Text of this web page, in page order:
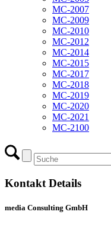
MC-2007
MC-2009
MC-2010
MC-2012
MC-2014
MC-2015
MC-2017
MC-2018
MC-2019
MC-2020
MC-2021
MC-2100
Kontakt Details
media Consulting GmbH